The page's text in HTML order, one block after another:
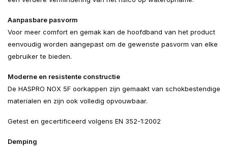
Aanpasbare pasvorm
Voor meer comfort en gemak kan de hoofdband van het product
eenvoudig worden aangepast om de gewenste pasvorm van elke
gebruiker te bieden.
Moderne en resistente constructie
De HASPRO NOX 5F oorkappen zijn gemaakt van schokbestendige
materialen en zijn ook volledig opvouwbaar.
Getest en gecertificeerd volgens EN 352-1:2002
Demping